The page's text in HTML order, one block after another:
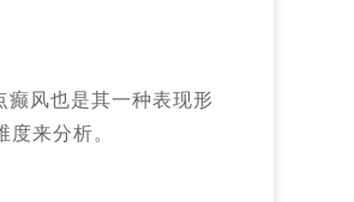
癫风也是其一种表现形
来分析。